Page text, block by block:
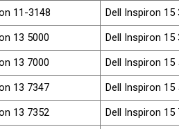
11-3148
Dell Inspiron 15
13 5000
Dell Inspiron 15
13 7000
Dell Inspiron 15
13 7347
Dell Inspiron 15
13 7352
Dell Inspiron 15